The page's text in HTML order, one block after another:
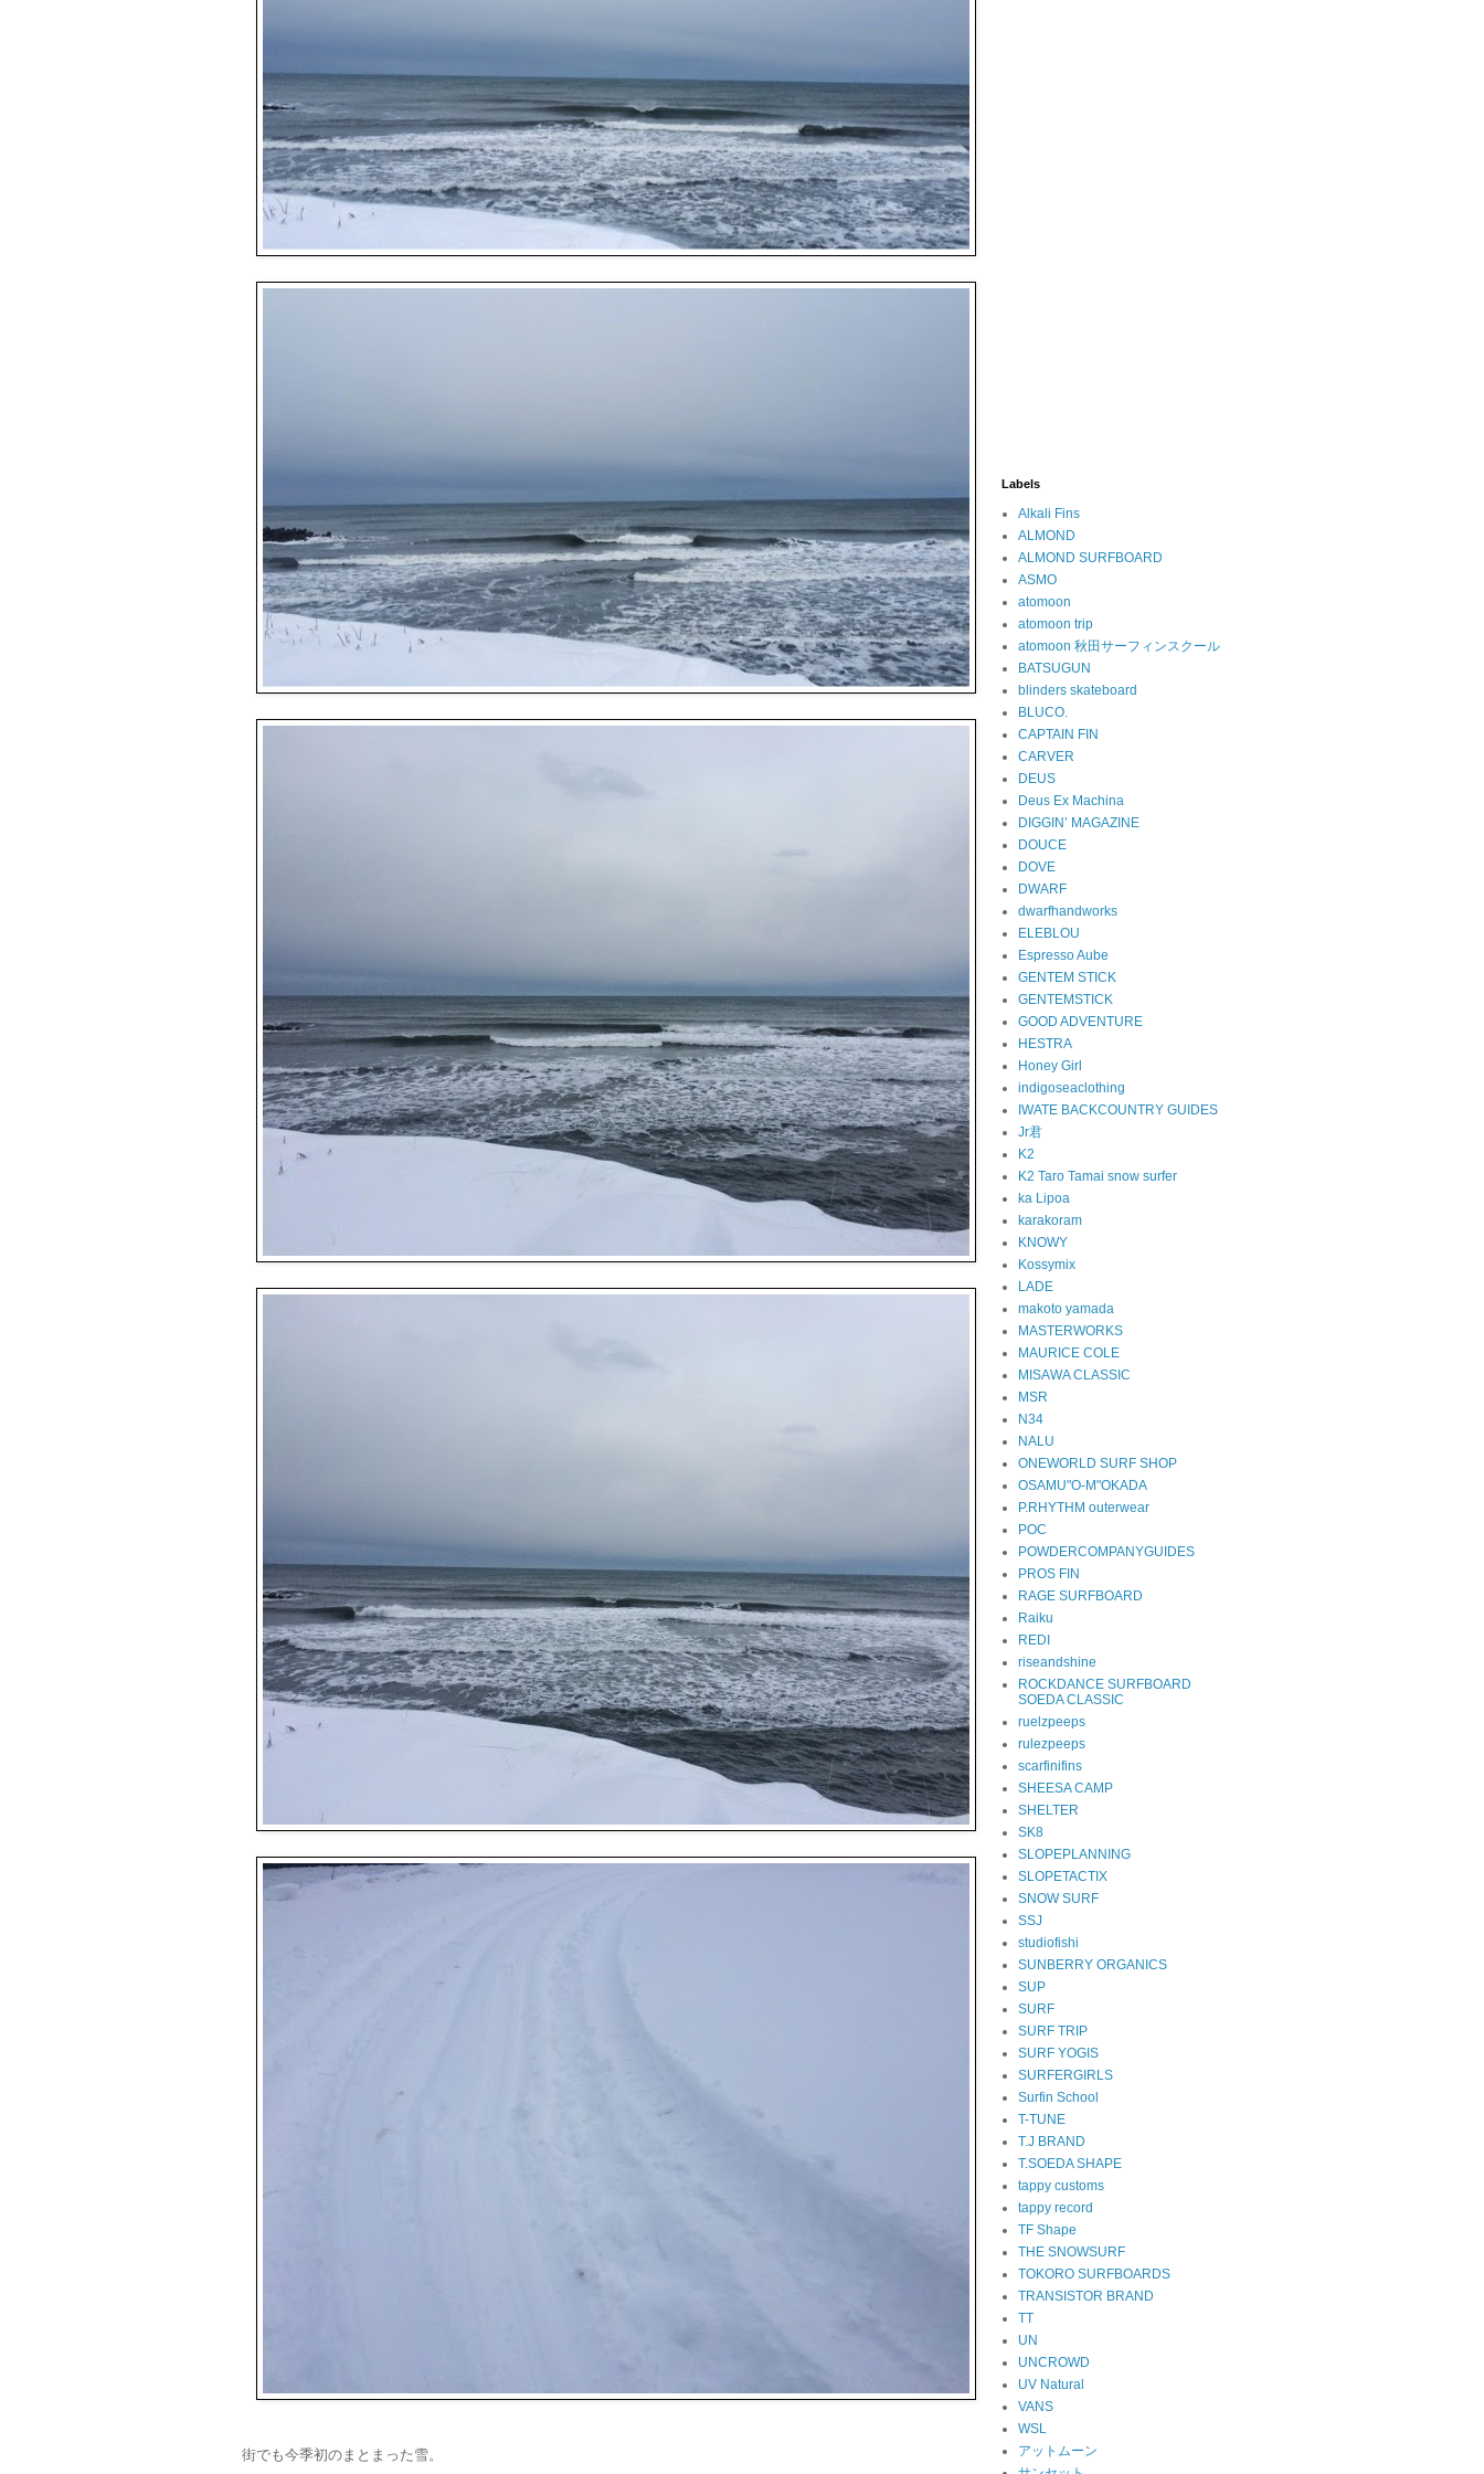
街でも今季初のまとまった雪。
Labels
Alkali Fins
ALMOND
ALMOND SURFBOARD
ASMO
atomoon
atomoon trip
atomoon 秋田サーフィンスクール
BATSUGUN
blinders skateboard
BLUCO.
CAPTAIN FIN
CARVER
DEUS
Deus Ex Machina
DIGGIN’ MAGAZINE
DOUCE
DOVE
DWARF
dwarfhandworks
ELEBLOU
Espresso Aube
GENTEM STICK
GENTEMSTICK
GOOD ADVENTURE
HESTRA
Honey Girl
indigoseaclothing
IWATE BACKCOUNTRY GUIDES
Jr君
K2
K2 Taro Tamai snow surfer
ka Lipoa
karakoram
KNOWY
Kossymix
LADE
makoto yamada
MASTERWORKS
MAURICE COLE
MISAWA CLASSIC
MSR
N34
NALU
ONEWORLD SURF SHOP
OSAMU"O-M"OKADA
P.RHYTHM outerwear
POC
POWDERCOMPANYGUIDES
PROS FIN
RAGE SURFBOARD
Raiku
REDI
riseandshine
ROCKDANCE SURFBOARD
SOEDA CLASSIC
ruelzpeeps
rulezpeeps
scarfinifins
SHEESA CAMP
SHELTER
SK8
SLOPEPLANNING
SLOPETACTIX
SNOW SURF
SSJ
studiofishi
SUNBERRY ORGANICS
SUP
SURF
SURF TRIP
SURF YOGIS
SURFERGIRLS
Surfin School
T-TUNE
T.J BRAND
T.SOEDA SHAPE
tappy customs
tappy record
TF Shape
THE SNOWSURF
TOKORO SURFBOARDS
TRANSISTOR BRAND
TT
UN
UNCROWD
UV Natural
VANS
WSL
アットムーン